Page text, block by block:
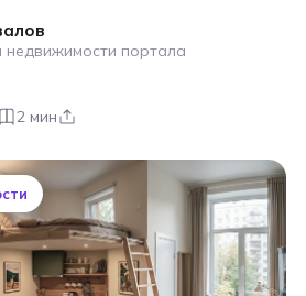
недвижимости портала
2 мин